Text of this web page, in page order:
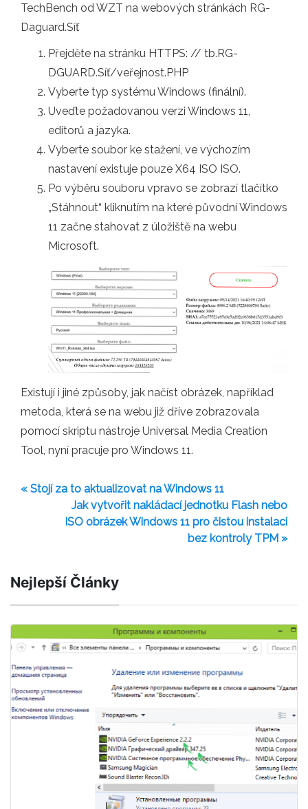
TechBench od WZT na webových stránkách RG-
Daguard.Síť
Přejděte na stránku HTTPS: // tb.RG-
DGUARD.Síť/veřejnost.PHP
Vyberte typ systému Windows (finální).
Uveďte požadovanou verzi Windows 11,
editorů a jazyka.
Vyberte soubor ke stažení, ve výchozím
nastavení existuje pouze X64 ISO ISO.
Po výběru souboru vpravo se zobrazí tlačítko
„Stáhnout“ kliknutím na které původní Windows
11 začne stahovat z úložiště na webu
Microsoft.
Existují i ​​jiné způsoby, jak načíst obrázek, například
metoda, která se na webu již dříve zobrazovala
pomocí skriptu nástroje Universal Media Creation
Tool, nyní pracuje pro Windows 11.
« Stojí za to aktualizovat na Windows 11
Jak vytvořit nakládací jednotku Flash nebo
ISO obrázek Windows 11 pro čistou instalaci
bez kontroly TPM »
Nejlepší Články